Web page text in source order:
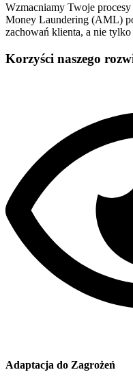
Wzmacniamy Twoje
Money Laundering (AML)
zachowań klienta, a nie
Korzyści naszego
Adaptacja do Zagrożeń